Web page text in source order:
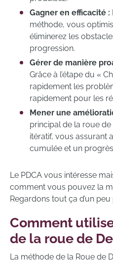
Gagner en efficacité :
méthode, vous
éliminerez les
progression.
Gérer de manière
Grâce à l’étape du «
rapidement les
rapidement pour les
Mener une
principal de la roue
itératif, vous assurant
cumulée et un
Le PDCA vous intéresse
comment vous pouvez la
Regardons tout ça d’un
Comment
de la roue de
La méthode de la Roue de